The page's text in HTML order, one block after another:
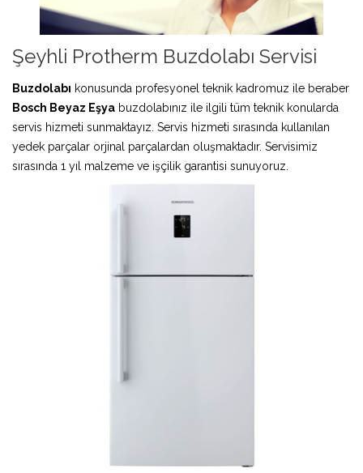
Şeyhli Protherm Buzdolabı Servisi
Buzdolabı konusunda profesyonel teknik kadromuz ile beraber
Bosch Beyaz Eşya buzdolabınız ile ilgili tüm teknik konularda
servis hizmeti sunmaktayız. Servis hizmeti sırasında kullanılan
yedek parçalar orjinal parçalardan oluşmaktadır. Servisimiz
sırasında 1 yıl malzeme ve işçilik garantisi sunuyoruz.